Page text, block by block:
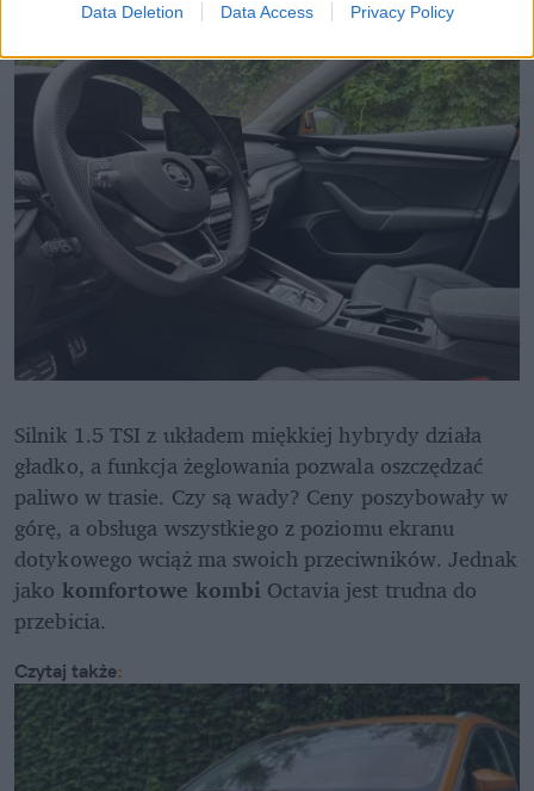
Data Deletion Data Access Privacy Policy
Silnik 1.5 TSI z układem miękkiej hybrydy działa
gładko, a funkcja żeglowania pozwala oszczędzać
paliwo w trasie. Czy są wady? Ceny poszybowały w
górę, a obsługa wszystkiego z poziomu ekranu
dotykowego wciąż ma swoich przeciwników. Jednak
jako komfortowe kombi Octavia jest trudna do
przebicia.
Czytaj także: